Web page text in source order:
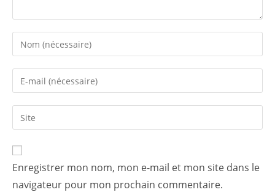
Enregistrer mon nom, mon e-mail et mon site dans le
navigateur pour mon prochain commentaire.